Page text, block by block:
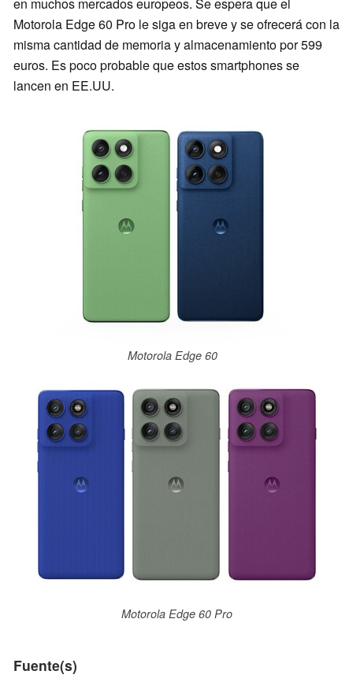
Motorola Edge 60 Pro le siga en breve y se ofrecerá con la
misma cantidad de memoria y almacenamiento por 599
euros. Es poco probable que estos smartphones se
lancen en EE.UU.
Motorola Edge 60
Motorola Edge 60 Pro
Fuente(s)